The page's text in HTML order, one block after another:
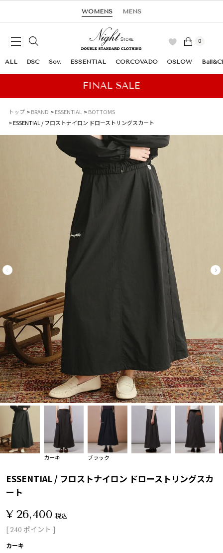
WOMENS MENS
0
ALL DSC Sov. ESSENTIAL CORCOVADO OSLOW
トップ BRAND ESSENTIAL
BOTTOMS
ESSENTIAL / フロストナイロン ドローストリングスカート
カーキ ブラック
ESSENTIAL / フロストナイロン ドローストリングスカ
ート
¥ 26,400 税込
[ 240 ポイント ]
カーキ